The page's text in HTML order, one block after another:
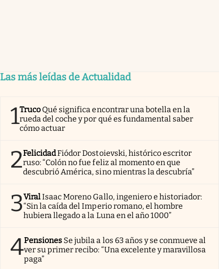
Las más leídas de Actualidad
1Truco Qué significa encontrar una botella en la
rueda del coche y por qué es fundamental saber
cómo actuar
2FelicidadFiódor Dostoievski, histórico escritor
ruso: “Colón no fue feliz al momento en que
descubrió América, sino mientras la descubría”
3ViralIsaac Moreno Gallo, ingeniero e historiador:
“Sin la caída del Imperio romano, el hombre
hubiera llegado a la Luna en el año 1000”
4Pensiones Se jubila a los 63 años y se conmueve al
ver su primer recibo: “Una excelente y maravillosa
paga”